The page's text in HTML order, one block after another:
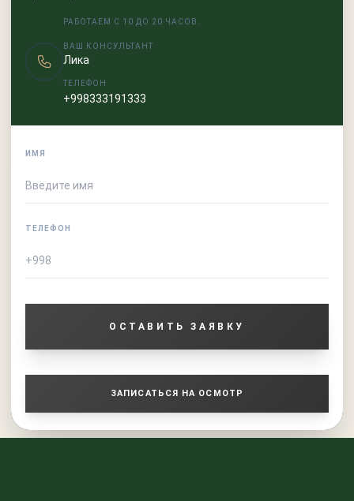
РАБОТАЕМ С 10 ДО 20 ЧАСОВ.
ВАШ КОНСУЛЬТАНТ
Лика
ТЕЛЕФОН
+998333191333
ИМЯ
ТЕЛЕФОН
ОСТАВИТЬ ЗАЯВКУ
ЗАПИСАТЬСЯ НА ОСМОТР